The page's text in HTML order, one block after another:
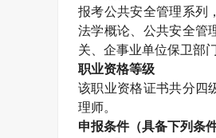
报考公共安全管理系列
法学概论、公共安全管
关、企事业单位保卫部门
职业资格等级
该职业资格证书共分四
理师。
申报条件（具备下列条